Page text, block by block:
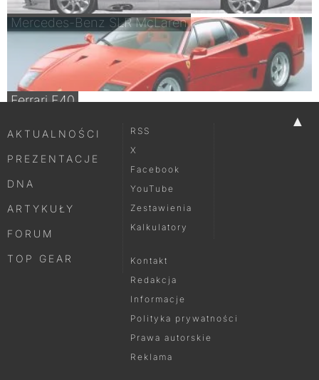
Mercedes-Benz SLR McLaren
Ferrari F40
▲
AKTUALNOŚCI
PREZENTACJE
DNA
ARTYKUŁY
FORUM
TOP GEAR
RSS
X
Facebook
YouTube
Zestawienia
Kalkulatory
Kontakt
Redakcja
Informacje
Polityka prywatności
Prawa autorskie
Reklama